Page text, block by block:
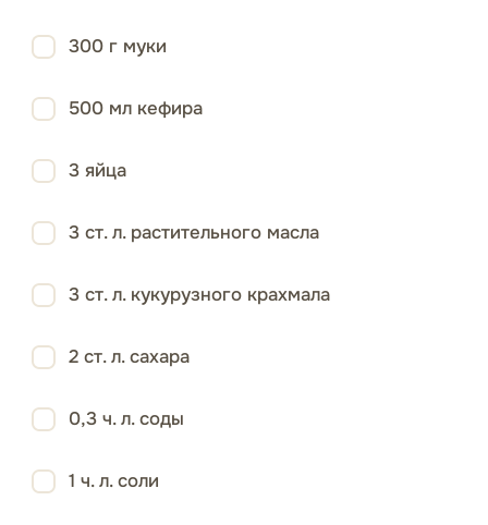
300 г муки
500 мл кефира
3 яйца
3 ст. л. растительного масла
3 ст. л. кукурузного крахмала
2 ст. л. сахара
0,3 ч. л. соды
1 ч. л. соли